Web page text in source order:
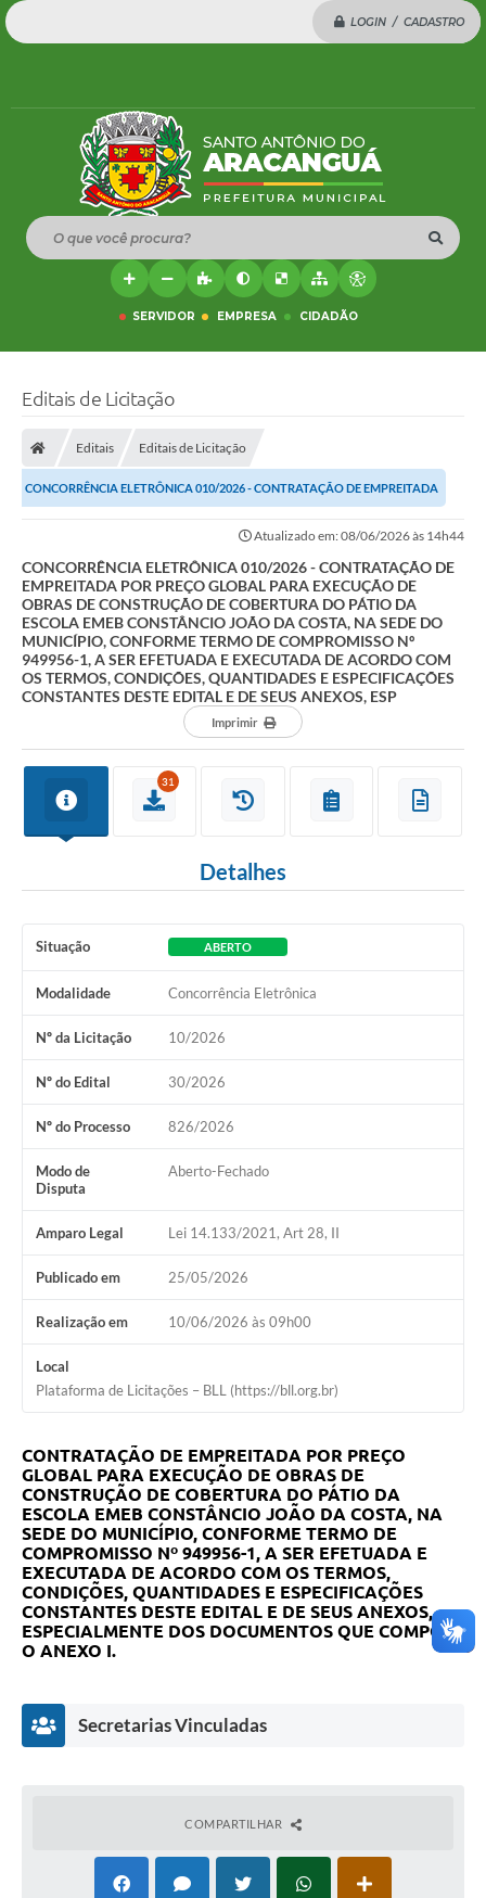
LOGIN / CADASTRO
O que você procura?
SERVIDOR EMPRESA CIDADÃO
Editais de Licitação
Editais Editais de Licitação
CONCORRÊNCIA ELETRÔNICA 010/2026 - CONTRATAÇÃO DE EMPREITADA
POR PREÇO GLOBAL PARA EXECUÇÃO DE OBRAS DE...
Atualizado em: 08/06/2026 às 14h44
CONCORRÊNCIA ELETRÔNICA 010/2026 - CONTRATAÇÃO DE
EMPREITADA POR PREÇO GLOBAL PARA EXECUÇÃO DE
OBRAS DE CONSTRUÇÃO DE COBERTURA DO PÁTIO DA
ESCOLA EMEB CONSTÂNCIO JOÃO DA COSTA, NA SEDE DO
MUNICÍPIO, CONFORME TERMO DE COMPROMISSO Nº
949956-1, A SER EFETUADA E EXECUTADA DE ACORDO COM
OS TERMOS, CONDIÇÕES, QUANTIDADES E ESPECIFICAÇÕES
CONSTANTES DESTE EDITAL E DE SEUS ANEXOS, ESP
Imprimir
31
Detalhes
Situação ABERTO
Modalidade Concorrência Eletrônica
Nº da Licitação 10/2026
Nº do Edital 30/2026
Nº do Processo 826/2026
Modo de
Disputa
Aberto-Fechado
Amparo Legal Lei 14.133/2021, Art 28, II
Publicado em 25/05/2026
Realização em 10/06/2026 às 09h00
Local
Plataforma de Licitações – BLL (https://bll.org.br)
CONTRATAÇÃO DE EMPREITADA POR PREÇO
GLOBAL PARA EXECUÇÃO DE OBRAS DE
CONSTRUÇÃO DE COBERTURA DO PÁTIO DA
ESCOLA EMEB CONSTÂNCIO JOÃO DA COSTA, NA
SEDE DO MUNICÍPIO, CONFORME TERMO DE
COMPROMISSO Nº 949956-1, A SER EFETUADA E
EXECUTADA DE ACORDO COM OS TERMOS,
CONDIÇÕES, QUANTIDADES E ESPECIFICAÇÕES
CONSTANTES DESTE EDITAL E DE SEUS ANEXOS,
ESPECIALMENTE DOS DOCUMENTOS QUE COMPÕE
O ANEXO I.
Secretarias Vinculadas
COMPARTILHAR